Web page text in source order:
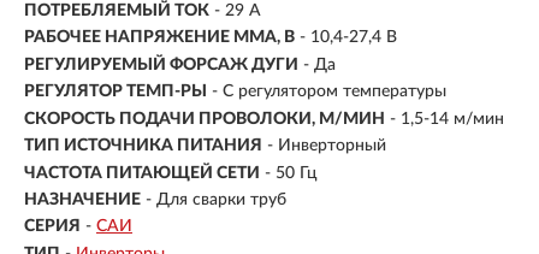
ПОТРЕБЛЯЕМЫЙ ТОК - 29 А
РАБОЧЕЕ НАПРЯЖЕНИЕ ММА, В - 10,4-27,4 В
РЕГУЛИРУЕМЫЙ ФОРСАЖ ДУГИ - Да
РЕГУЛЯТОР ТЕМП-РЫ
- С регулятором температуры
СКОРОСТЬ ПОДАЧИ ПРОВОЛОКИ, М/МИН - 1,5-14 м/мин
ТИП ИСТОЧНИКА ПИТАНИЯ - Инверторный
ЧАСТОТА ПИТАЮЩЕЙ СЕТИ - 50 Гц
НАЗНАЧЕНИЕ - Для сварки труб
СЕРИЯ - САИ